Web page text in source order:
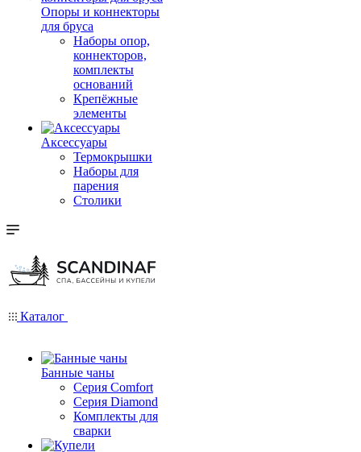
Опоры и коннекторы
для бруса
Наборы опор,
коннекторов,
комплекты
оснований
Крепёжные
элементы
Аксессуары
Термокрышки
Наборы для
парения
Столики
Каталог
Банные чаны
Серия Comfort
Серия Diamond
Комплекты для
сварки